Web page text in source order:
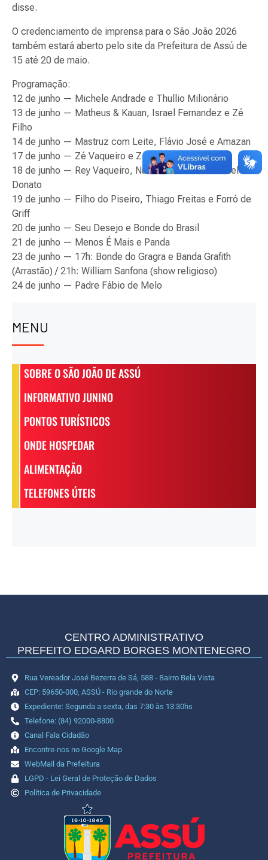
disse.
O credenciamento de imprensa para o São João 2026
também estará aberto pelo site da Prefeitura de Assú de
15 até 20 de maio.
Programação:
12 de junho — Michele Andrade e Thullio Milionário
13 de junho — Matheus & Kauan, Israel Fernandez e Zé
Filho
14 de junho — Mastruz com Leite, Flávio José e Amazan
17 de junho — Zé Vaqueiro e Zezo
18 de junho — Rey Vaqueiro, Nuzio Medeiros e Daniel
Donato
19 de junho — Filho do Piseiro, Thiago Freitas e Forró de
Griff
20 de junho — Seu Desejo e Bonde do Brasil
21 de junho — Menos É Mais e Panda
23 de junho — 17h: Bonde do Gragra e Banda Grafith
(Arrastão) / 21h: William Sanfona (show religioso)
24 de junho — Padre Fábio de Melo
MENU
SOBRE O SÃO JOÃO DE ASSÚ
INFORMATIVO JUNINO
PONTOS TURÍSTICOS
ONDE HOSPEDAR
ALIMENTAÇÃO
TELEFONES ÚTEIS
CENTRO ADMINISTRATIVO
PREFEITO EDGARD BORGES MONTENEGRO
Rua Vereador José Bezerra de Sá, 588 - Bairro Bela Vista
CEP: 59650-000, ASSÚ - Rio grande do Norte
Expediente: Segunda a sexta, das 7:30 às 13:30hs
Telefone: (84) 92000-8800
Canal Fala Cidadão
Encontre-nos no Google Map
WebMail da Prefeitura
LGPD - Lei Geral de Proteção de Dados
Política de Privacidade